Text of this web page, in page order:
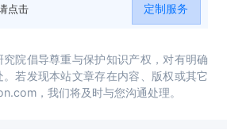
点击
定制服务
院倡导尊重与保护知识产权，对有明确
若发现本站文章存在内容、版权或其它
，我们将及时与您沟通处理。